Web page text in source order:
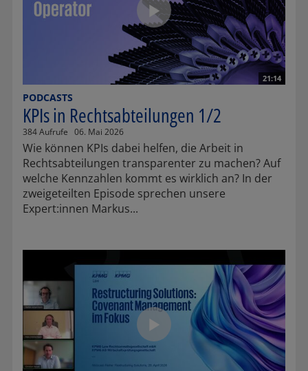
21:14
PODCASTS
KPIs in Rechtsabteilungen 1/2
384 Aufrufe 06. Mai 2026
Wie können KPIs dabei helfen, die Arbeit in
Rechtsabteilungen transparenter zu machen? Auf
welche Kennzahlen kommt es wirklich an? In der
zweigeteilten Episode sprechen unsere
Expert:innen Markus...